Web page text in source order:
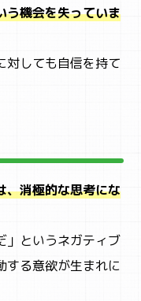
体験
う機会を失っていま
対しても自信を持て
、消極的な思考にな
」というネガティブ
する意欲が生まれに